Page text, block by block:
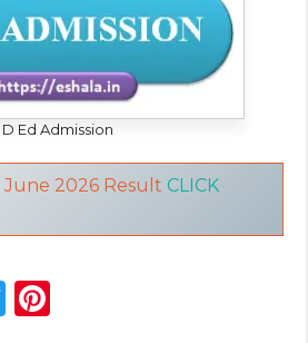
D Ed Admission
June 2026 Result CLICK
T